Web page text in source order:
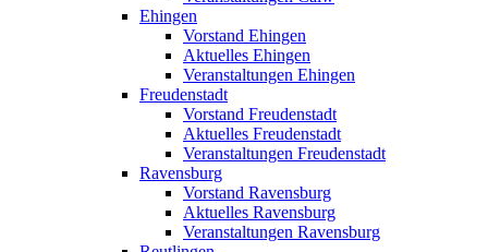
Ehingen
Vorstand Ehingen
Aktuelles Ehingen
Veranstaltungen Ehingen
Freudenstadt
Vorstand Freudenstadt
Aktuelles Freudenstadt
Veranstaltungen Freudenstadt
Ravensburg
Vorstand Ravensburg
Aktuelles Ravensburg
Veranstaltungen Ravensburg